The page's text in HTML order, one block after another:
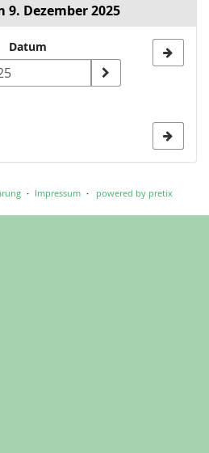
Dezember 2025
Datum
Impressum powered by pretix